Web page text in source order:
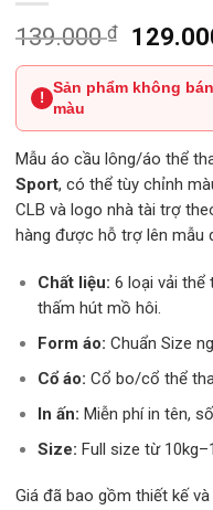
139.000₫
Giá
gốc
là:
!
Sản phẩm không
màu
Mẫu áo cầu lông/áo thể
Sport, có thể tùy chỉnh
CLB và logo nhà tài trợ
hàng được hỗ trợ lên mẫu
Chất liệu: 6 loại vải thể
thấm hút mồ hôi.
Form áo: Chuẩn Size
Cổ áo: Cổ bo/cổ thể
In ấn: Miễn phí in tên,
Size: Full size từ
Giá đã bao gồm thiết kế